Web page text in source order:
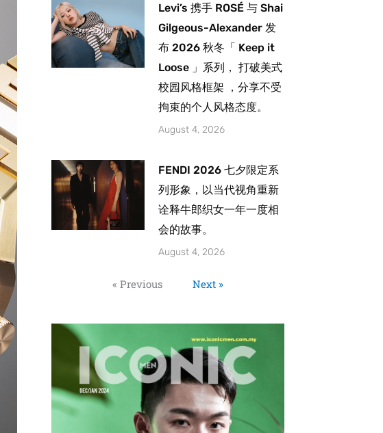
Levi’s 携手 ROSÉ 与 Shai
Gilgeous-Alexander 发
布 2026 秋冬「 Keep it
Loose 」系列， 打破美式
校园风格框架 ，分享不受
拘束的个人风格态度。
August 4, 2026
FENDI 2026 七夕限定系
列形象，以当代视角重新
诠释牛郎织女一年一度相
会的故事。
August 4, 2026
« Previous Next »